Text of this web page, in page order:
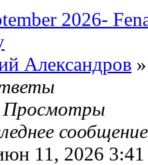
2026-
Александров
Просмотры
11, 2026 3:41